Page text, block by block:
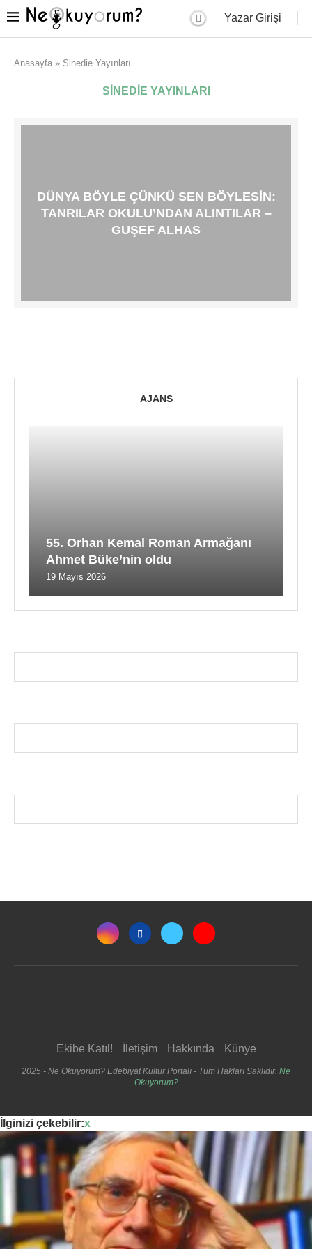
Yazar Girişi
Anasayfa » Sinedie Yayınları
SINEDIE YAYINLARI
DÜNYA BÖYLE ÇÜNKÜ SEN BÖYLESIN:
TANRILAR OKULU’NDAN ALINTILAR –
GUŞEF ALHAS
AJANS
55. Orhan Kemal Roman Armağanı
Ahmet Büke’nin oldu
19 Mayıs 2026
Ekibe Katıl! İletişim Hakkında Künye
2025 - Ne Okuyorum? Edebiyat Kültür Portalı - Tüm Hakları Saklıdır. Ne
Okuyorum?
İlginizi çekebilir:x